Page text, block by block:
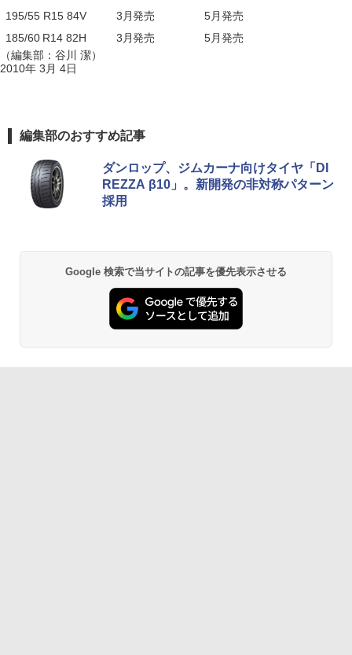
195/55 R15 84V
3月発売
5月発売
185/60 R14 82H
3月発売
5月発売
（編集部：谷川 潔）
2010年 3月 4日
編集部のおすすめ記事
ダンロップ、ジムカーナ向けタイヤ「DI
REZZA β10」。新開発の非対称パターン
採用
Google 検索で当サイトの記事を優先表示させる